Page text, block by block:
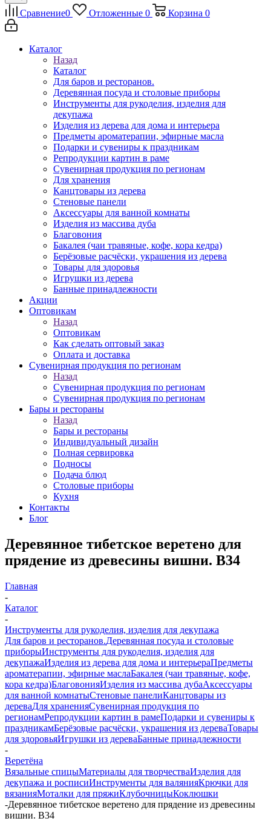
Сравнение0 Отложенные 0 Корзина 0
Каталог
Назад
Каталог
Для баров и ресторанов.
Деревянная посуда и столовые приборы
Инструменты для рукоделия, изделия для
декупажа
Изделия из дерева для дома и интерьера
Предметы ароматерапии, эфирные масла
Подарки и сувениры к праздникам
Репродукции картин в раме
Сувенирная продукция по регионам
Для хранения
Канцтовары из дерева
Стеновые панели
Аксессуары для ванной комнаты
Изделия из массива дуба
Благовония
Бакалея (чаи травяные, кофе, кора кедра)
Берёзовые расчёски, украшения из дерева
Товары для здоровья
Игрушки из дерева
Банные принадлежности
Акции
Оптовикам
Назад
Оптовикам
Как сделать оптовый заказ
Оплата и доставка
Сувенирная продукция по регионам
Назад
Сувенирная продукция по регионам
Сувенирная продукция по регионам
Бары и рестораны
Назад
Бары и рестораны
Индивидуальный дизайн
Полная сервировка
Подносы
Подача блюд
Столовые приборы
Кухня
Контакты
Блог
Деревянное тибетское веретено для
прядение из древесины вишни. B34
Главная
-
Каталог
-
Инструменты для рукоделия, изделия для декупажа
Для баров и ресторанов.Деревянная посуда и столовые
приборыИнструменты для рукоделия, изделия для
декупажаИзделия из дерева для дома и интерьераПредметы
ароматерапии, эфирные маслаБакалея (чаи травяные, кофе,
кора кедра)БлаговонияИзделия из массива дубаАксессуары
для ванной комнатыСтеновые панелиКанцтовары из
дереваДля храненияСувенирная продукция по
регионамРепродукции картин в рамеПодарки и сувениры к
праздникамБерёзовые расчёски, украшения из дереваТовары
для здоровьяИгрушки из дереваБанные принадлежности
-
Веретёна
Вязальные спицыМатериалы для творчестваИзделия для
декупажа и росписиИнструменты для валянияКрючки для
вязанияМоталки для пряжиКлубочницыКоклюшки
-Деревянное тибетское веретено для прядение из древесины
вишни. B34